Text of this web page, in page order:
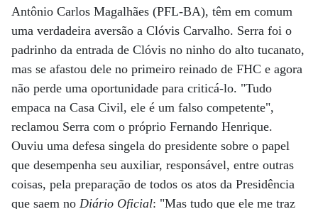
Antônio Carlos Magalhães (PFL-BA), têm em comum
uma verdadeira aversão a Clóvis Carvalho. Serra foi o
padrinho da entrada de Clóvis no ninho do alto tucanato,
mas se afastou dele no primeiro reinado de FHC e agora
não perde uma oportunidade para criticá-lo. "Tudo
empaca na Casa Civil, ele é um falso competente",
reclamou Serra com o próprio Fernando Henrique.
Ouviu uma defesa singela do presidente sobre o papel
que desempenha seu auxiliar, responsável, entre outras
coisas, pela preparação de todos os atos da Presidência
que saem no Diário Oficial: "Mas tudo que ele me traz